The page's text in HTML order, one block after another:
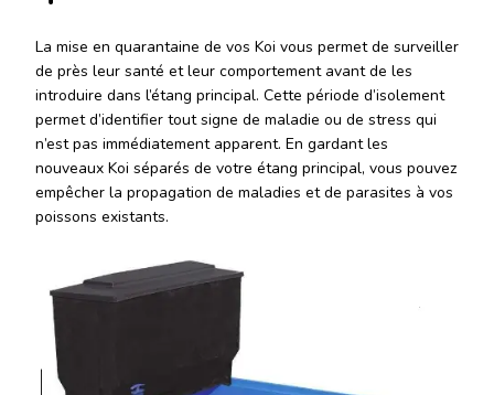
La mise en quarantaine de vos Koi vous permet de surveiller
de près leur santé et leur comportement avant de les
introduire dans l’étang principal. Cette période d’isolement
permet d’identifier tout signe de maladie ou de stress qui
n’est pas immédiatement apparent. En gardant les
nouveaux Koi séparés de votre étang principal, vous pouvez
empêcher la propagation de maladies et de parasites à vos
poissons existants.